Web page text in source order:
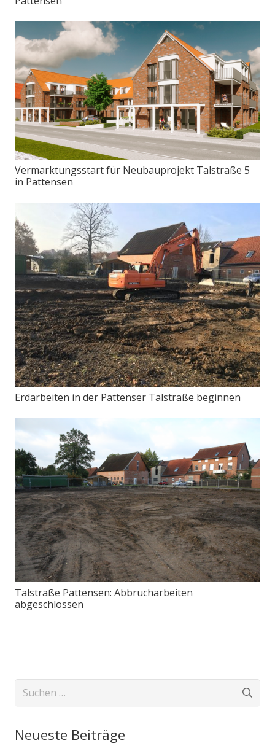
Vermarktungsstart für Neubauprojekt Talstraße 5
in Pattensen
Erdarbeiten in der Pattenser Talstraße beginnen
Talstraße Pattensen: Abbrucharbeiten
abgeschlossen
Suchen
Neueste Beiträge